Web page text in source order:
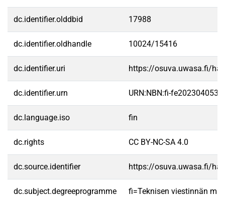
dc.identifier.olddbid 17988
dc.identifier.oldhandle 10024/15416
dc.identifier.uri https://osuva.uwasa.fi/
dc.identifier.urn URN:NBN:fi-
dc.language.iso fin
dc.rights CC BY-NC-SA 4.0
dc.source.identifier https://osuva.uwasa.fi/
dc.subject.degreeprogramme fi=Teknisen viestinnän